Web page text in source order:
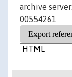
archive
00554261